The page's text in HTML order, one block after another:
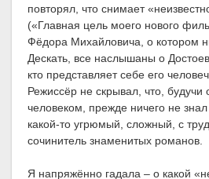
повторял, что снимает
(«Главная цель моего нового
Фёдора Михайловича, о котором
Дескать, все наслышаны о
кто представляет себе его
Режиссёр не скрывал, что, будучи
человеком, прежде ничего не
какой-то угрюмый, сложный, с
сочинитель знаменитых романов.
Я напряжённо гадала – о какой